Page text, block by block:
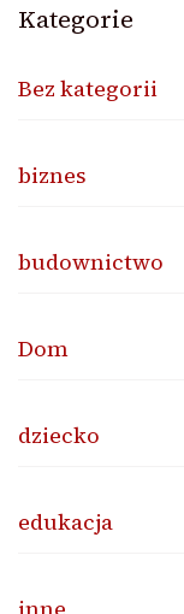
Kategorie
Bez kategorii
biznes
budownictwo
Dom
dziecko
edukacja